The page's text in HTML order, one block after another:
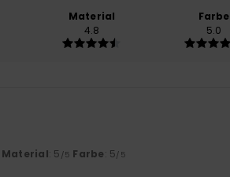
Material
4.8
Farbe
5.0
Material: 5 /5 Farbe: 5/5